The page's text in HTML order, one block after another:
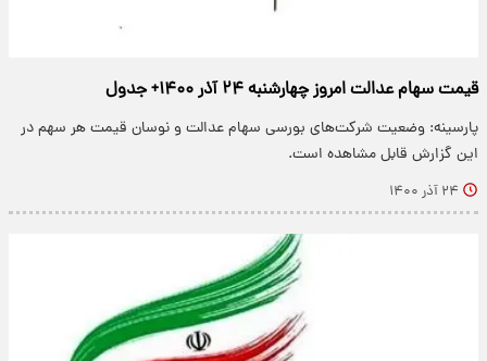
قیمت سهام عدالت امروز چهارشنبه ۲۴ آذر ۱۴۰۰+ جدول
پارسینه: وضعیت شرکت‌های بورسی سهام عدالت و نوسان قیمت هر سهم در
این گزارش قابل مشاهده است.
۲۴ آذر ۱۴۰۰